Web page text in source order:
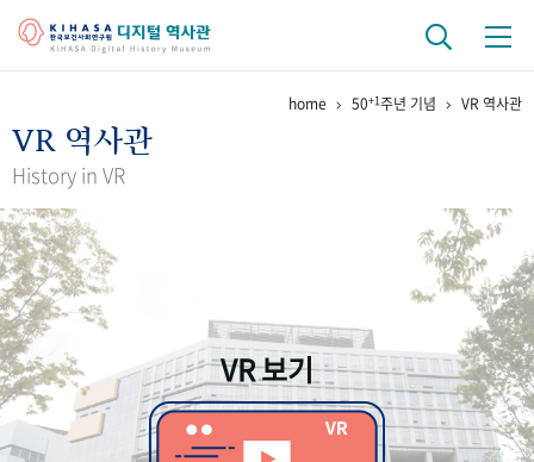
걸어온 길 기관 변천사
연구 역사
정책과 연구
간행물 변천사
기록물 아카이브
사진 아카이브 문서 기록물 행정박물 영상 기록물
home 50+1주년 기념 VR 역사관
VR 역사관
History in VR
VR 보기